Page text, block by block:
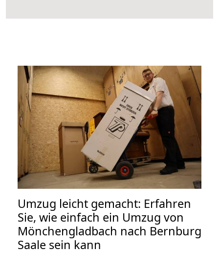
Umzug leicht gemacht: Erfahren
Sie, wie einfach ein Umzug von
Mönchengladbach nach Bernburg
Saale sein kann